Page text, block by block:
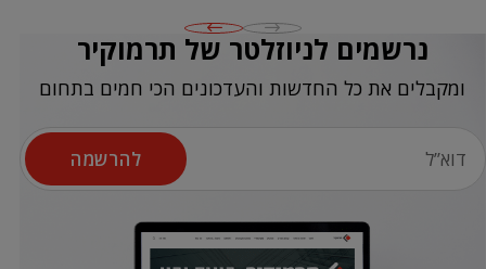
נרשמים לניוזלטר של תרמוקיר
ומקבלים את כל החדשות והעדכונים הכי חמים בתחום
להרשמה